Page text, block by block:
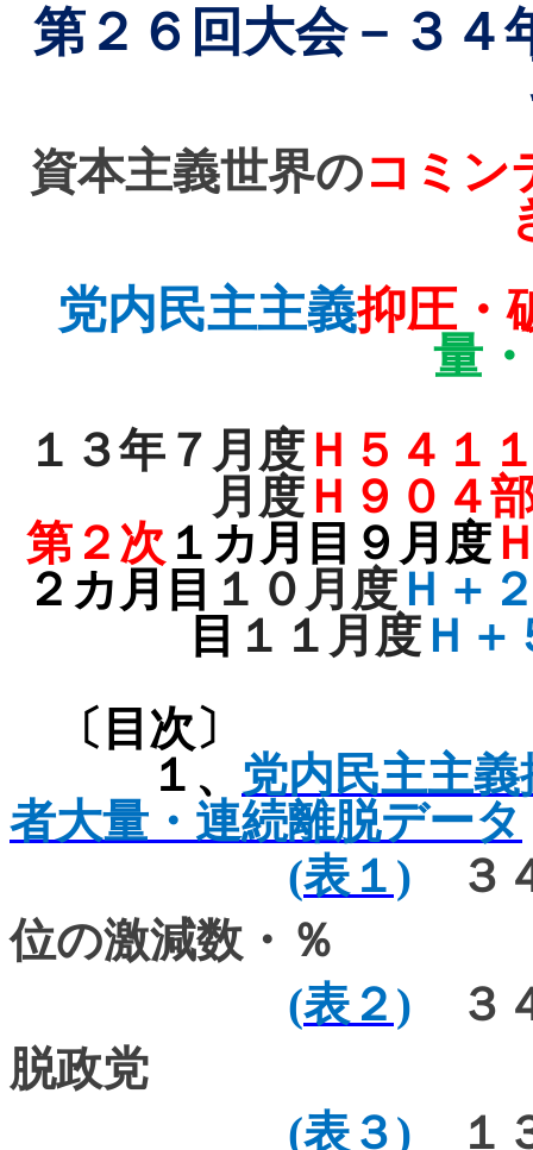
第２６回大会－３４
資本主義世界のコミン
党内民主主義抑圧・
量
１３年７月度 Ｈ５４１
月度 Ｈ９０４
第２次 １カ月目９月度
２カ月目 １０月度 Ｈ＋
目 １１月度Ｈ＋
〔目次〕
１、 党内民主主
者大量・連続離脱データ
(表１) ３
位の激減数・％
(表２) ３
脱政党
(表３) １